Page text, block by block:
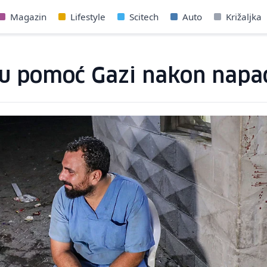
Magazin Lifestyle Scitech Auto Križaljka
pomoć Gazi nakon